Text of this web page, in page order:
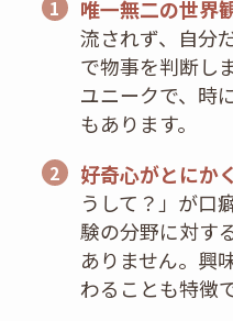
1 唯一無二の世界
流されず、自分
で物事を判断し
ユニークで、時
もあります。
2 好奇心がとにか
うして？」が口
験の分野に対す
ありません。興
わることも特徴で